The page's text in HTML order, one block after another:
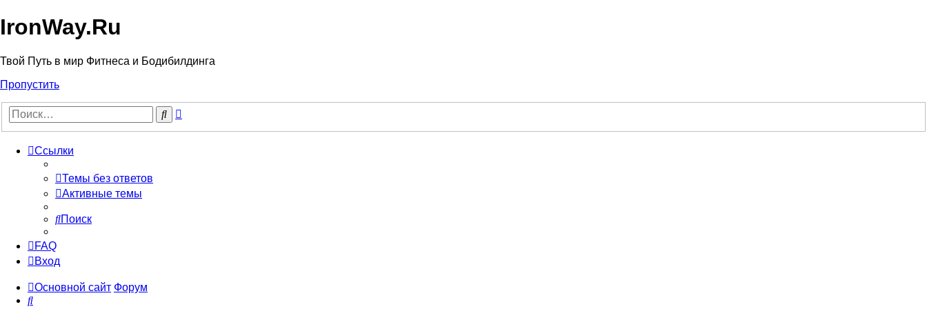
IronWay.Ru
Твой Путь в мир Фитнеса и Бодибилдинга
Пропустить
Поиск
Ссылки
Темы без ответов
Активные темы
Поиск
FAQ
Вход
Основной сайт Форум
Поиск